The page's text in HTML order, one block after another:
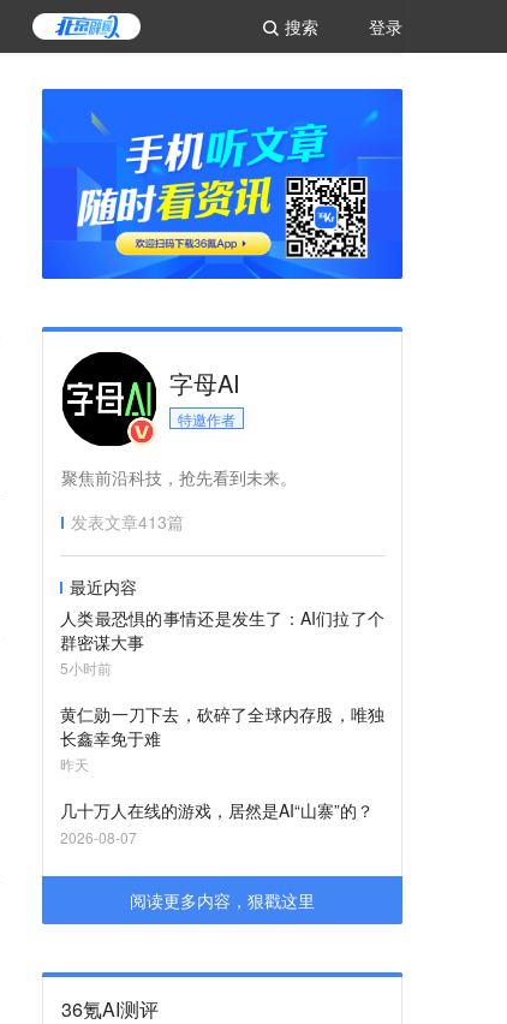
登录
搜索
字母AI
特邀作者
聚焦前沿科技，抢先看到未来。
发表文章413篇
最近内容
人类最恐惧的事情还是发生了：AI们拉了个
群密谋大事
5小时前
黄仁勋一刀下去，砍碎了全球内存股，唯独
长鑫幸免于难
昨天
几十万人在线的游戏，居然是AI“山寨”的？
2026-08-07
阅读更多内容，狠戳这里
36氪AI测评